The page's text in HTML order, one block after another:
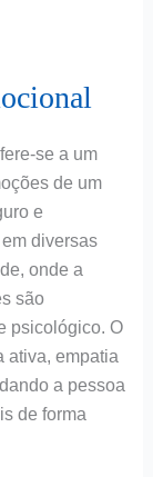
se a um
de um
e
diversas
onde a
são
psicológico. O
ativa, empatia
a pessoa
de forma